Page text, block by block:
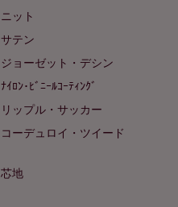
ニット
サテン
ジョーゼット・デシン
ﾅｲﾛﾝ･ﾋﾞﾆｰﾙｺｰﾃｨﾝｸﾞ
リップル・サッカー
コーデュロイ・ツイード
芯地